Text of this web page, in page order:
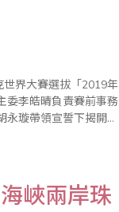
界大賽選拔「2019年
委李皓晴負責賽前事務
璇帶領宣誓下揭開序
峽兩岸珠